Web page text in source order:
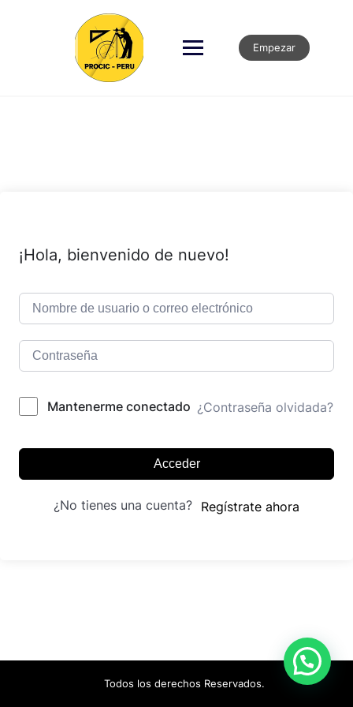
Empezar
¡Hola, bienvenido de nuevo!
Mantenerme conectado ¿Contraseña olvidada?
Acceder
¿No tienes una cuenta? Regístrate ahora
Todos los derechos Reservados.